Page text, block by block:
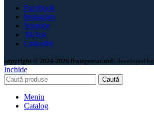
Facebook
Instagram
Youtube
TikTok
LinkedId
copyright © 2024-2026 fratepescar.md | developed by
Închide
Caută
Meniu
Catalog